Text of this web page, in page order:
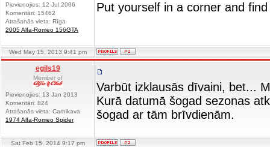
Pievienojies: 12 Jul 2006
Komentāri: 15462
Atrašanās vieta: Rīga
2005 Alfa-Romeo 156GTA
Put yourself in a corner and
Wed May 15, 2013 9:41 pm
egils19
Member of
Pievienojies: 13 Jan 2013
Komentāri: 824
Atrašanās vieta: Carnikava
1974 Alfa-Romeo Spider
Varbūt izklausās dīvaini, bet...
Kurā datumā šogad sezonas
šogad ar tām brīvdienām.
Sat Feb 15, 2014 9:17 pm